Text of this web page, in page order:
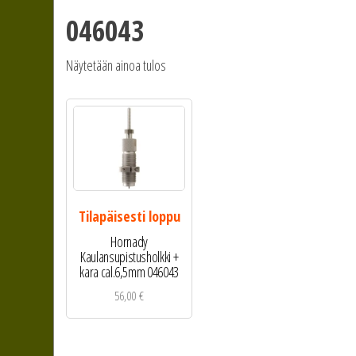
046043
Näytetään ainoa tulos
Tilapäisesti loppu
Hornady
Kaulansupistusholkki +
kara cal.6,5mm 046043
56,00€